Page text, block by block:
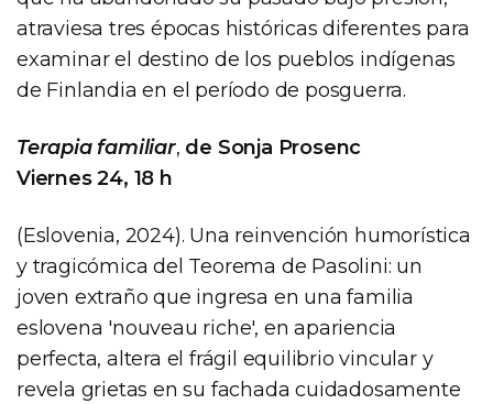
atraviesa tres épocas históricas diferentes para
examinar el destino de los pueblos indígenas
de Finlandia en el período de posguerra.
Terapia familiar, de Sonja Prosenc
Viernes 24, 18 h
(Eslovenia, 2024). Una reinvención humorística
y tragicómica del Teorema de Pasolini: un
joven extraño que ingresa en una familia
eslovena 'nouveau riche', en apariencia
perfecta, altera el frágil equilibrio vincular y
revela grietas en su fachada cuidadosamente